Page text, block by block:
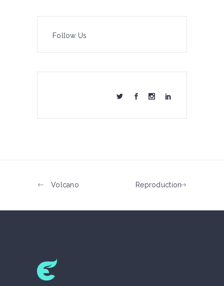
Follow Us
Volcano Reproduction